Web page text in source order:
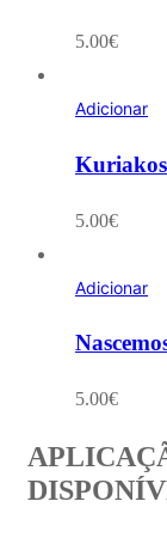
5.00€
Adicionar
Kuriakos
5.00€
Adicionar
5.00€